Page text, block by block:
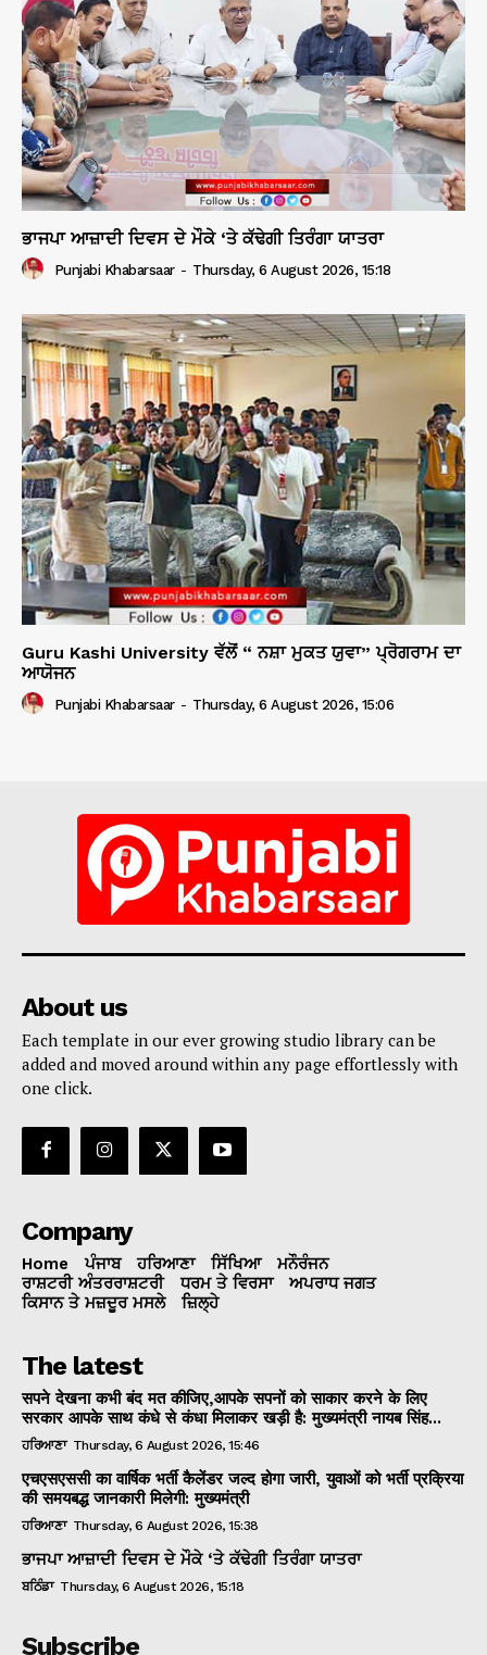
ਭਾਜਪਾ ਆਜ਼ਾਦੀ ਦਿਵਸ ਦੇ ਮੌਕੇ ‘ਤੇ ਕੱਢੇਗੀ ਤਿਰੰਗਾ ਯਾਤਰਾ
Punjabi Khabarsaar - Thursday, 6 August 2026, 15:18
Guru Kashi University ਵੱਲੋਂ “ ਨਸ਼ਾ ਮੁਕਤ ਯੁਵਾ” ਪ੍ਰੋਗਰਾਮ ਦਾ
ਆਯੋਜਨ
Punjabi Khabarsaar - Thursday, 6 August 2026, 15:06
About us
Each template in our ever growing studio library can be
added and moved around within any page effortlessly with
one click.
Company
Home ਪੰਜਾਬ ਹਰਿਆਣਾ ਸਿੱਖਿਆ
ਮਨੌਰੰਜਨ
ਰਾਸ਼ਟਰੀ ਅੰਤਰਰਾਸ਼ਟਰੀ
ਧਰਮ ਤੇ ਵਿਰਸਾ
ਅਪਰਾਧ ਜਗਤ
ਕਿਸਾਨ ਤੇ ਮਜ਼ਦੂਰ ਮਸਲੇ
ਜ਼ਿਲ੍ਹੇ
The latest
सपने देखना कभी बंद मत कीजिए,आपके सपनों को साकार करने के लिए
सरकार आपके साथ कंधे से कंधा मिलाकर खड़ी है: मुख्यमंत्री नायब सिंह...
ਹਰਿਆਣਾ Thursday, 6 August 2026, 15:46
एचएसएससी का वार्षिक भर्ती कैलेंडर जल्द होगा जारी, युवाओं को भर्ती प्रक्रिया
की समयबद्ध जानकारी मिलेगी: मुख्यमंत्री
ਹਰਿਆਣਾ Thursday, 6 August 2026, 15:38
ਭਾਜਪਾ ਆਜ਼ਾਦੀ ਦਿਵਸ ਦੇ ਮੌਕੇ ‘ਤੇ ਕੱਢੇਗੀ ਤਿਰੰਗਾ ਯਾਤਰਾ
ਬਠਿੰਡਾ Thursday, 6 August 2026, 15:18
Subscribe